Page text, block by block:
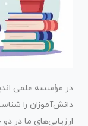
در مؤسسه علمی
دانش‌آموزان را
ارزیابی‌های ما در